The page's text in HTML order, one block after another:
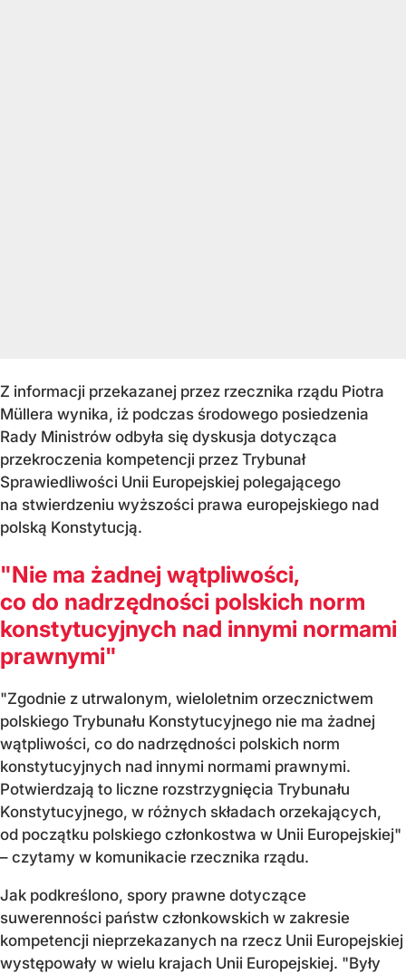
Z informacji przekazanej przez rzecznika rządu Piotra
Müllera wynika, iż podczas środowego posiedzenia
Rady Ministrów odbyła się dyskusja dotycząca
przekroczenia kompetencji przez Trybunał
Sprawiedliwości Unii Europejskiej polegającego
na stwierdzeniu wyższości prawa europejskiego nad
polską Konstytucją.
"Nie ma żadnej wątpliwości,
co do nadrzędności polskich norm
konstytucyjnych nad innymi normami
prawnymi"
"Zgodnie z utrwalonym, wieloletnim orzecznictwem
polskiego Trybunału Konstytucyjnego nie ma żadnej
wątpliwości, co do nadrzędności polskich norm
konstytucyjnych nad innymi normami prawnymi.
Potwierdzają to liczne rozstrzygnięcia Trybunału
Konstytucyjnego, w różnych składach orzekających,
od początku polskiego członkostwa w Unii Europejskiej"
– czytamy w komunikacie rzecznika rządu.
Jak podkreślono, spory prawne dotyczące
suwerenności państw członkowskich w zakresie
kompetencji nieprzekazanych na rzecz Unii Europejskiej
występowały w wielu krajach Unii Europejskiej. "Były